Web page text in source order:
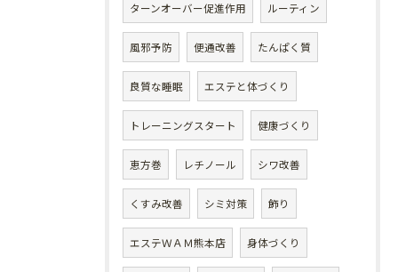
ターンオーバー促進作用 ルーティン
風邪予防 便通改善 たんぱく質
良質な睡眠 エステと体づくり
トレーニングスタート 健康づくり
恵方巻 レチノール シワ改善
くすみ改善 シミ対策 飾り
エステＷＡＭ熊本店 身体づくり